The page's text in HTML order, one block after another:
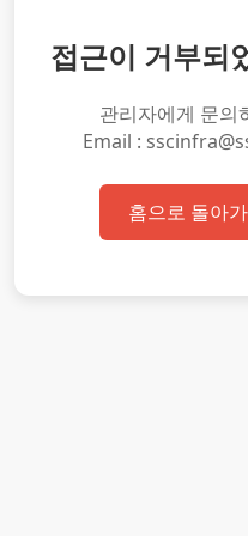
접근이 거부되
관리자에게 문의
Email :
홈으로 돌아